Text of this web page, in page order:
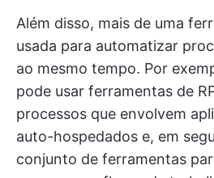
Além disso, mais de uma
usada para automatizar
ao mesmo tempo. Por
pode usar ferramentas de
processos que envolvem
auto-hospedados e, em
conjunto de ferramentas